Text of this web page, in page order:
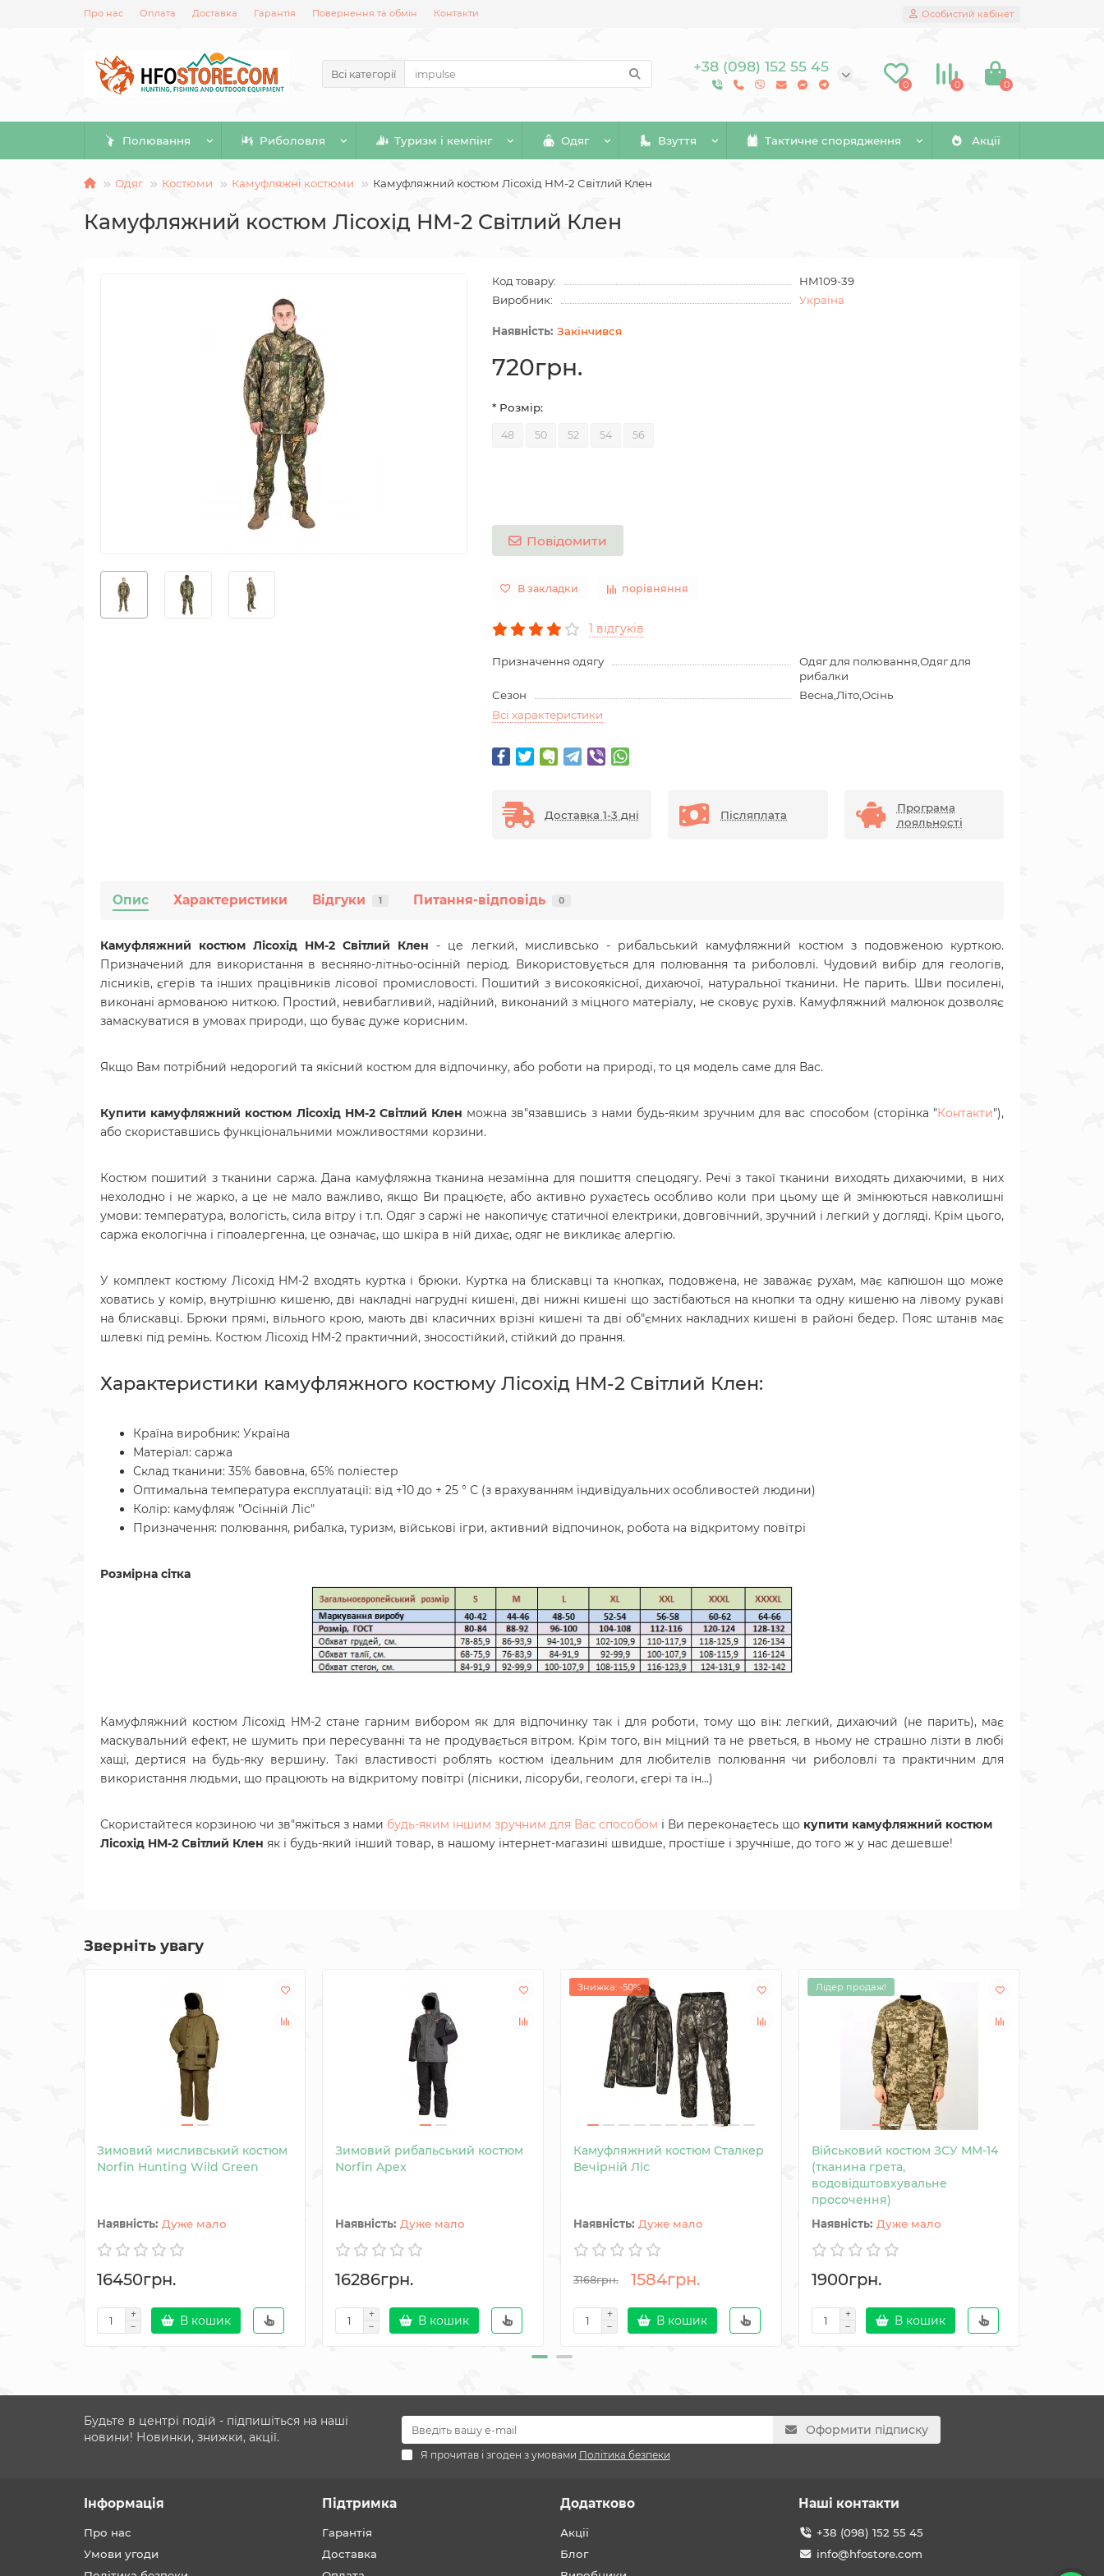
Про нас Оплата Доставка Гарантія Повернення та обмін Контакти Особистий кабінет
Всі категорії +38 (098) 152 55 45
0 0 0
Полювання Риболовля Туризм і кемпінг Одяг Взуття Тактичне спорядження Акції
Одяг Костюми Камуфляжні костюми Камуфляжний костюм Лісохід HM-2 Світлий Клен
Камуфляжний костюм Лісохід HM-2 Світлий Клен
Код товару:
HM109-39
Виробник:
Україна
Закінчився
720грн.
* Розмір:
48 50 52 54 56
Повідомити
В закладки порівняння
1 відгуків
Призначення одягу
Одяг для полювання,Одяг для
рибалки
Сезон
Весна,Літо,Осінь
Всі характеристики
Доставка 1-3 дні Післяплата
Програма
лояльності
Опис Характеристики Відгуки 1 Питання-відповідь 0
Камуфляжний костюм Лісохід HM-2 Світлий Клен - це легкий, мисливсько - рибальський камуфляжний костюм з подовженою курткою.
Призначений для використання в весняно-літньо-осінній період. Використовується для полювання та риболовлі. Чудовий вибір для геологів,
лісників, єгерів та інших працівників лісової промисловості. Пошитий з високоякісної, дихаючої, натуральної тканини. Не парить. Шви посилені,
виконані армованою ниткою. Простий, невибагливий, надійний, виконаний з міцного матеріалу, не сковує рухів. Камуфляжний малюнок дозволяє
замаскуватися в умовах природи, що буває дуже корисним.
Якщо Вам потрібний недорогий та якісний костюм для відпочинку, або роботи на природі, то ця модель саме для Вас.
Купити камуфляжний костюм Лісохід HM-2 Світлий Клен можна зв"язавшись з нами будь-яким зручним для вас способом (сторінка "Контакти"),
або скориставшись функціональними можливостями корзини.
Костюм пошитий з тканини саржа. Дана камуфляжна тканина незамінна для пошиття спецодягу. Речі з такої тканини виходять дихаючими, в них
нехолодно і не жарко, а це не мало важливо, якщо Ви працюєте, або активно рухаєтесь особливо коли при цьому ще й змінюються навколишні
умови: температура, вологість, сила вітру і т.п. Одяг з саржі не накопичує статичної електрики, довговічний, зручний і легкий у догляді. Крім цього,
саржа екологічна і гіпоалергенна, це означає, що шкіра в ній дихає, одяг не викликає алергію.
У комплект костюму Лісохід HM-2 входять куртка і брюки. Куртка на блискавці та кнопках, подовжена, не заважає рухам, має капюшон що може
ховатись у комір, внутрішню кишеню, дві накладні нагрудні кишені, дві нижні кишені що застібаються на кнопки та одну кишеню на лівому рукаві
на блискавці. Брюки прямі, вільного крою, мають дві класичних врізні кишені та дві об"ємних накладних кишені в районі бедер. Пояс штанів має
шлевкі під ремінь. Костюм Лісохід HM-2 практичний, зносостійкий, стійкий до прання.
Характеристики камуфляжного костюму Лісохід HM-2 Світлий Клен:
Країна виробник: Україна
Матеріал: саржа
Склад тканини: 35% бавовна, 65% поліестер
Оптимальна температура експлуатації: від +10 до + 25 ° С (з врахуванням індивідуальних особливостей людини)
Колір: камуфляж "Осінній Ліс"
Призначення: полювання, рибалка, туризм, військові ігри, активний відпочинок, робота на відкритому повітрі
Розмірна сітка
Камуфляжний костюм Лісохід HM-2 стане гарним вибором як для відпочинку так і для роботи, тому що він: легкий, дихаючий (не парить), має
маскувальний ефект, не шумить при пересуванні та не продувається вітром. Крім того, він міцний та не рветься, в ньому не страшно лізти в любі
хащі, дертися на будь-яку вершину. Такі властивості роблять костюм ідеальним для любителів полювання чи риболовлі та практичним для
використання людьми, що працюють на відкритому повітрі (лісники, лісоруби, геологи, єгері та ін...)
Скористайтеся корзиною чи зв"яжіться з нами будь-яким іншим зручним для Вас способом і Ви переконаєтесь що купити камуфляжний костюм
Лісохід HM-2 Світлий Клен як і будь-який інший товар, в нашому інтернет-магазині швидше, простіше і зручніше, до того ж у нас дешевше!
Зверніть увагу
Зимовий мисливський костюм
Norfin Hunting Wild Green
Дуже мало
16450грн.
В кошик
Зимовий рибальський костюм
Norfin Apex
Дуже мало
16286грн.
В кошик
Знижка: -50%
Камуфляжний костюм Сталкер
Вечірній Ліс
Дуже мало
3168грн. 1584грн.
В кошик
Лідер продаж!
Військовий костюм ЗСУ MM-14
(тканина грета,
водовідштовхувальне
просочення)
Дуже мало
1900грн.
В кошик
Будьте в центрі подій - підпишіться на наші
новини! Новинки, знижки, акції.
Оформити підписку
Я прочитав і згоден з умовами Політика безпеки
Інформація
Про нас
Умови угоди
Підтримка
Гарантія
Доставка
Додатково
Акції
Блог
Наші контакти
+38 (098) 152 55 45
info@hfostore.com